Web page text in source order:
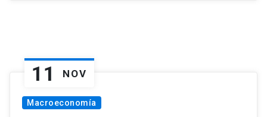
11 NOV
Macroeconomía